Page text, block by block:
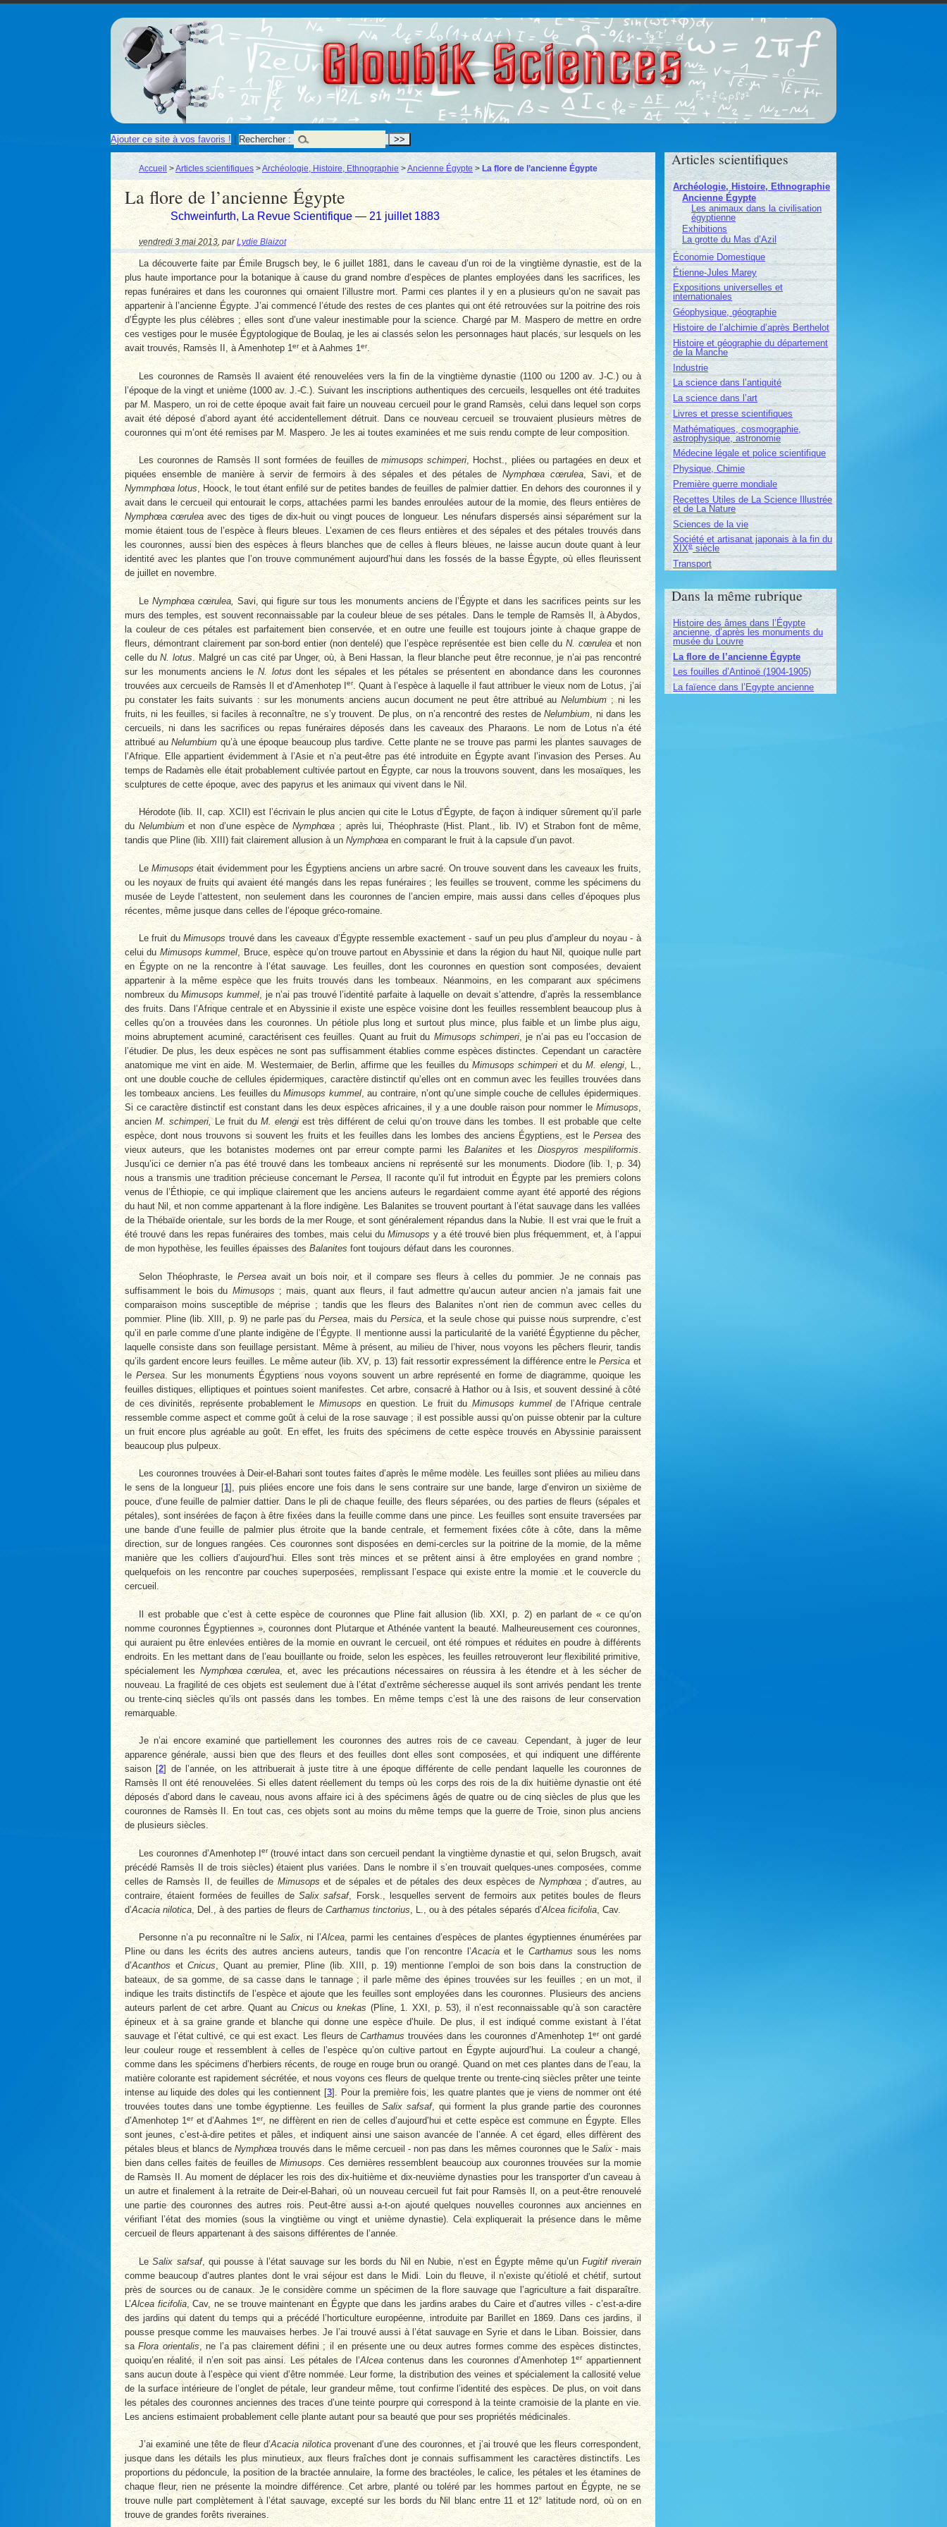
Gloubik Sciences
Ajouter ce site à vos favoris ! | Rechercher :
Accueil >Articles scientifiques >Archéologie, Histoire, Ethnographie >Ancienne Égypte > La flore de l’ancienne Égypte
La flore de l’ancienne Égypte
Schweinfurth, La Revue Scientifique — 21 juillet 1883
vendredi 3 mai 2013 parLydie Blaizot
La découverte faite par Émile Brugsch bey, le 6 juillet 1881, dans le caveau d’un roi de la vingtième dynastie, est de la
plus haute importance pour la botanique à cause du grand nombre d’espèces de plantes employées dans les sacrifices, les
repas funéraires et dans les couronnes qui ornaient l’illustre mort. Parmi ces plantes il y en a plusieurs qu’on ne savait pas
appartenir à l’ancienne Égypte. J’ai commencé l’étude des restes de ces plantes qui ont été retrouvées sur la poitrine des rois
d’Égypte les plus célèbres ; elles sont d’une valeur inestimable pour la science. Chargé par M. Maspero de mettre en ordre
ces vestiges pour le musée Égyptologique de Boulaq, je les ai classés selon les personnages haut placés, sur lesquels on les
avait trouvés, Ramsès II, à Amenhotep 1eret à Aahmes 1er.
Les couronnes de Ramsès Il avaient été renouvelées vers la fin de la vingtième dynastie (1100 ou 1200 av. J-C.) ou à
l’époque de la vingt et unième (1000 av. J.-C.). Suivant les inscriptions authentiques des cercueils, lesquelles ont été traduites
par M. Maspero, un roi de cette époque avait fait faire un nouveau cercueil pour le grand Ramsès, celui dans lequel son corps
avait été déposé d’abord ayant été accidentellement détruit. Dans ce nouveau cercueil se trouvaient plusieurs mètres de
couronnes qui m’ont été remises par M. Maspero. Je les ai toutes examinées et me suis rendu compte de leur composition.
Les couronnes de Ramsès II sont formées de feuilles de mimusops schimperi, Hochst., pliées ou partagées en deux et
piquées ensemble de manière à servir de fermoirs à des sépales et des pétales deNymphœa cœrulea, Savi, et de
Nymmphœa lotus, Hoock, le tout étant enfilé sur de petites bandes de feuilles de palmier dattier. En dehors des couronnes il y
avait dans le cercueil qui entourait le corps, attachées parmi les bandes enroulées autour de la momie, des fleurs entières de
Nymphœa cœrulea avec des tiges de dix-huit ou vingt pouces de longueur. Les nénufars dispersés ainsi séparément sur la
momie étaient tous de l’espèce à fleurs bleues. L’examen de ces fleurs entières et des sépales et des pétales trouvés dans
les couronnes, aussi bien des espèces à fleurs blanches que de celles à fleurs bleues, ne laisse aucun doute quant à leur
identité avec les plantes que l’on trouve communément aujourd’hui dans les fossés de la basse Égypte, où elles fleurissent
de juillet en novembre.
Le Nymphœa cœrulea, Savi, qui figure sur tous les monuments anciens de l’Égypte et dans les sacrifices peints sur les
murs des temples, est souvent reconnaissable par la couleur bleue de ses pétales. Dans le temple de Ramsès Il, à Abydos,
la couleur de ces pétales est parfaitement bien conservée, et en outre une feuille est toujours jointe à chaque grappe de
fleurs, démontrant clairement par son-bord entier (non dentelé) que l’espèce représentée est bien celle duN. cœruleaet non
celle duN. lotus. Malgré un cas cité par Unger, où, à Beni Hassan, la fleur blanche peut être reconnue, je n’ai pas rencontré
sur les monuments anciens leN. lotusdont les sépales et les pétales se présentent en abondance dans les couronnes
trouvées aux cercueils de Ramsès Il et d’Amenhotep Ier. Quant à l’espèce à laquelle il faut attribuer le vieux nom de Lotus, j’ai
pu constater les faits suivants : sur les monuments anciens aucun document ne peut être attribué auNelumbium; ni les
fruits, ni les feuilles, si faciles à reconnaître, ne s’y trouvent. De plus, on n’a rencontré des restes deNelumbium , ni dans les
cercueils, ni dans les sacrifices ou repas funéraires déposés dans les caveaux des Pharaons. Le nom de Lotus n’a été
attribué auNelumbium qu’à une époque beaucoup plus tardive. Cette plante ne se trouve pas parmi les plantes sauvages de
l’Afrique. Elle appartient évidemment à l’Asie et n’a peut-être pas été introduite en Égypte avant l’invasion des Perses. Au
temps de Radamès elle était probablement cultivée partout en Égypte, car nous la trouvons souvent, dans les mosaïques, les
sculptures de cette époque, avec des papyrus et les animaux qui vivent dans le Nil.
Hérodote (lib. II, cap. XCII) est l’écrivain le plus ancien qui cite le Lotus d’Égypte, de façon à indiquer sûrement qu’il parle
du Nelumbiumet non d’une espèce deNymphœa ; après lui, Théophraste (Hist. Plant., lib. IV) et Strabon font de même,
tandis que Pline (lib. XIII) fait clairement allusion à unNymphœaen comparant le fruit à la capsule d’un pavot.
LeMimusopsétait évidemment pour les Égyptiens anciens un arbre sacré. On trouve souvent dans les caveaux les fruits,
ou les noyaux de fruits qui avaient été mangés dans les repas funéraires ; les feuilles se trouvent, comme les spécimens du
musée de Leyde l’attestent, non seulement dans les couronnes de l’ancien empire, mais aussi dans celles d’époques plus
récentes, même jusque dans celles de l’époque gréco-romaine.
Le fruit duMimusops trouvé dans les caveaux d’Égypte ressemble exactement - sauf un peu plus d’ampleur du noyau - à
celui duMimusops kummel, Bruce, espèce qu’on trouve partout en Abyssinie et dans la région du haut Nil, quoique nulle part
en Égypte on ne la rencontre à l’état sauvage. Les feuilles, dont les couronnes en question sont composées, devaient
appartenir à la même espèce que les fruits trouvés dans les tombeaux. Néanmoins, en les comparant aux spécimens
nombreux duMimusops kummel, je n’ai pas trouvé l’identité parfaite à laquelle on devait s’attendre, d’après la ressemblance
des fruits. Dans l’Afrique centrale et en Abyssinie il existe une espèce voisine dont les feuilles ressemblent beaucoup plus à
celles qu’on a trouvées dans les couronnes. Un pétiole plus long et surtout plus mince, plus faible et un limbe plus aigu,
moins abruptement acuminé, caractérisent ces feuilles. Quant au fruit du Mimusops schimperi, je n’ai pas eu l’occasion de
l’étudier. De plus, les deux espèces ne sont pas suffisamment établies comme espèces distinctes. Cependant un caractère
anatomique me vint en aide. M. Westermaier, de Berlin, affirme que les feuilles duMimusops schimperiet duM. elengi, L.,
ont une double couche de cellules épidermiques, caractère distinctif qu’elles ont en commun avec les feuilles trouvées dans
les tombeaux anciens. Les feuilles duMimusops kummel, au contraire, n’ont qu’une simple couche de cellules épidermiques.
Si ce caractère distinctif est constant dans les deux espèces africaines, il y a une double raison pour nommer leMimusops,
ancienM. schimperi,Le fruit duM. elengiest très différent de celui qu’on trouve dans les tombes. Il est probable que celte
espèce, dont nous trouvons si souvent les fruits et les feuilles dans les lombes des anciens Égyptiens, est lePersea des
vieux auteurs, que les botanistes modernes ont par erreur compte parmi lesBalaniteset lesDiospyros mespiliformis.
Jusqu’ici ce dernier n’a pas été trouvé dans les tombeaux anciens ni représenté sur les monuments. Diodore (lib. I, p. 34)
nous a transmis une tradition précieuse concernant lePersea, Il raconte qu’il fut introduit en Égypte par les premiers colons
venus de l’Éthiopie, ce qui implique clairement que les anciens auteurs le regardaient comme ayant été apporté des régions
du haut Nil, et non comme appartenant à la flore indigène. Les Balanites se trouvent pourtant à l’état sauvage dans les vallées
de la Thébaïde orientale, sur les bords de la mer Rouge, et sont généralement répandus dans la Nubie. Il est vrai que le fruit a
été trouvé dans les repas funéraires des tombes, mais celui duMimusops y a été trouvé bien plus fréquemment, et, à l’appui
de mon hypothèse, les feuilles épaisses des Balanites font toujours défaut dans les couronnes.
Selon Théophraste, lePerseaavait un bois noir, et il compare ses fleurs à celles du pommier. Je ne connais pas
suffisamment le bois du Mimusops; mais, quant aux fleurs, il faut admettre qu’aucun auteur ancien n’a jamais fait une
comparaison moins susceptible de méprise ; tandis que les fleurs des Balanites n’ont rien de commun avec celles du
pommier. Pline (lib. XlII, p. 9) ne parle pas duPersea , mais duPersica , et la seule chose qui puisse nous surprendre, c’est
qu’il en parle comme d’une plante indigène de l’Égypte. Il mentionne aussi la particularité de la variété Égyptienne du pêcher,
laquelle consiste dans son feuillage persistant. Même à présent, au milieu de l’hiver, nous voyons les pêchers fleurir, tandis
qu’ils gardent encore leurs feuilles. Le même auteur (lib. XV, p. 13) fait ressortir expressément la différence entre lePersica et
lePersea. Sur les monuments Égyptiens nous voyons souvent un arbre représenté en forme de diagramme, quoique les
feuilles distiques, elliptiques et pointues soient manifestes. Cet arbre, consacré à Hathor ou à Isis, et souvent dessiné à côté
de ces divinités, représente probablement le Mimusopsen question. Le fruit du Mimusops kummelde l’Afrique centrale
ressemble comme aspect et comme goût à celui de la rose sauvage ; il est possible aussi qu’on puisse obtenir par la culture
un fruit encore plus agréable au goût. En effet, les fruits des spécimens de cette espèce trouvés en Abyssinie paraissent
beaucoup plus pulpeux.
Les couronnes trouvées à Deir-el-Bahari sont toutes faites d’après le même modèle. Les feuilles sont pliées au milieu dans
le sens de la longueur[1] , puis pliées encore une fois dans le sens contraire sur une bande, large d’environ un sixième de
pouce, d’une feuille de palmier dattier. Dans le pli de chaque feuille, des fleurs séparées, ou des parties de fleurs (sépales et
pétales), sont insérées de façon à être fixées dans la feuille comme dans une pince. Les feuilles sont ensuite traversées par
une bande d’une feuille de palmier plus étroite que la bande centrale, et fermement fixées côte à côte, dans la même
direction, sur de longues rangées. Ces couronnes sont disposées en demi-cercles sur la poitrine de la momie, de la même
manière que les colliers d’aujourd’hui. Elles sont très minces et se prêtent ainsi à être employées en grand nombre ;
quelquefois on les rencontre par couches superposées, remplissant l’espace qui existe entre la momie .et le couvercle du
cercueil.
Il est probable que c’est à cette espèce de couronnes que Pline fait allusion (lib. XXI, p. 2) en parlant de « ce qu’on
nomme couronnes Égyptiennes », couronnes dont Plutarque et Athénée vantent la beauté. Malheureusement ces couronnes,
qui auraient pu être enlevées entières de la momie en ouvrant le cercueil, ont été rompues et réduites en poudre à différents
endroits. En les mettant dans de l’eau bouillante ou froide, selon les espèces, les feuilles retrouveront leur flexibilité primitive,
spécialement les Nymphœa cœrulea, et, avec les précautions nécessaires on réussira à les étendre et à les sécher de
nouveau. La fragilité de ces objets est seulement due à l’état d’extrême sécheresse auquel ils sont arrivés pendant les trente
ou trente-cinq siècles qu’ils ont passés dans les tombes. En même temps c’est là une des raisons de leur conservation
remarquable.
Je n’ai encore examiné que partiellement les couronnes des autres rois de ce caveau. Cependant, à juger de leur
apparence générale, aussi bien que des fleurs et des feuilles dont elles sont composées, et qui indiquent une différente
saison [2] de l’année, on les attribuerait à juste titre à une époque différente de celle pendant laquelle les couronnes de
Ramsès Il ont été renouvelées. Si elles datent réellement du temps où les corps des rois de la dix huitième dynastie ont été
déposés d’abord dans le caveau, nous avons affaire ici à des spécimens âgés de quatre ou de cinq siècles de plus que les
couronnes de Ramsès II. En tout cas, ces objets sont au moins du même temps que la guerre de Troie, sinon plus anciens
de plusieurs siècles.
Les couronnes d’Amenhotep I er(trouvé intact dans son cercueil pendant la vingtième dynastie et qui, selon Brugsch, avait
précédé Ramsès II de trois siècles) étaient plus variées. Dans le nombre il s’en trouvait quelques-unes composées, comme
celles de Ramsès II, de feuilles deMimusops et de sépales et de pétales des deux espèces de Nymphœa; d’autres, au
contraire, étaient formées de feuilles deSalix safsaf, Forsk., lesquelles servent de fermoirs aux petites boules de fleurs
d’Acacia nilotica , Del., à des parties de fleurs de Carthamus tinctorius , L., ou à des pétales séparés d’Alcea ficifolia, Cav.
Personne n’a pu reconnaître ni leSalix, ni l’Alcea, parmi les centaines d’espèces de plantes égyptiennes énumérées par
Pline ou dans les écrits des autres anciens auteurs, tandis que l’on rencontre l’Acaciaet le Carthamussous les noms
d’Acanthos etCnicus, Quant au premier, Pline (lib. XIII, p. 19) mentionne l’emploi de son bois dans la construction de
bateaux, de sa gomme, de sa casse dans le tannage ; il parle même des épines trouvées sur les feuilles ; en un mot, il
indique les traits distinctifs de l’espèce et ajoute que les feuilles sont employées dans les couronnes. Plusieurs des anciens
auteurs parlent de cet arbre. Quant au Cnicusouknekas (Pline, 1. XXI, p. 53), il n’est reconnaissable qu’à son caractère
épineux et à sa graine grande et blanche qui donne une espèce d’huile. De plus, il est indiqué comme existant à l’état
sauvage et l’état cultivé, ce qui est exact. Les fleurs deCarthamus trouvées dans les couronnes d’Amenhotep 1eront gardé
leur couleur rouge et ressemblent à celles de l’espèce qu’on cultive partout en Égypte aujourd’hui. La couleur a changé,
comme dans les spécimens d’herbiers récents, de rouge en rouge brun ou orangé. Quand on met ces plantes dans de l’eau, la
matière colorante est rapidement sécrétée, et nous voyons ces fleurs de quelque trente ou trente-cinq siècles prêter une teinte
intense au liquide des doles qui les contiennent [3] . Pour la première fois, les quatre plantes que je viens de nommer ont été
trouvées toutes dans une tombe égyptienne. Les feuilles deSalix safsaf, qui forment la plus grande partie des couronnes
d’Amenhotep 1eret d’Aahmes 1er, ne diffèrent en rien de celles d’aujourd’hui et cette espèce est commune en Égypte. Elles
sont jeunes, c’est-à-dire petites et pâles, et indiquent ainsi une saison avancée de l’année. A cet égard, elles diffèrent des
pétales bleus et blancs deNymphœatrouvés dans le même cercueil - non pas dans les mêmes couronnes que leSalix- mais
bien dans celles faites de feuilles deMimusops. Ces dernières ressemblent beaucoup aux couronnes trouvées sur la momie
de Ramsès II. Au moment de déplacer les rois des dix-huitième et dix-neuvième dynasties pour les transporter d’un caveau à
un autre et finalement à la retraite de Deir-el-Bahari, où un nouveau cercueil fut fait pour Ramsès Il, on a peut-être renouvelé
une partie des couronnes des autres rois. Peut-être aussi a-t-on ajouté quelques nouvelles couronnes aux anciennes en
vérifiant l’état des momies (sous la vingtième ou vingt et unième dynastie). Cela expliquerait la présence dans le même
cercueil de fleurs appartenant à des saisons différentes de l’année.
LeSalix safsaf, qui pousse à l’état sauvage sur les bords du Nil en Nubie, n’est en Égypte même qu’unFugitif riverain
comme beaucoup d’autres plantes dont le vrai séjour est dans le Midi. Loin du fleuve, il n’existe qu’étiolé et chétif, surtout
près de sources ou de canaux. Je le considère comme un spécimen de la flore sauvage que l’agriculture a fait disparaître.
L’Alcea ficifolia, Cav, ne se trouve maintenant en Égypte que dans les jardins arabes du Caire et d’autres villes - c’est-a-dire
des jardins qui datent du temps qui a précédé l’horticulture européenne, introduite par Barillet en 1869. Dans ces jardins, il
pousse presque comme les mauvaises herbes. Je l’ai trouvé aussi à l’état sauvage en Syrie et dans le Liban. Boissier, dans
saFlora orientalis, ne l’a pas clairement défini ; il en présente une ou deux autres formes comme des espèces distinctes,
quoiqu’en réalité, il n’en soit pas ainsi. Les pétales de l’Alceacontenus dans les couronnes d’Amenhotep 1erappartiennent
sans aucun doute à l’espèce qui vient d’être nommée. Leur forme, la distribution des veines et spécialement la callosité velue
de la surface intérieure de l’onglet de pétale, leur grandeur même, tout confirme l’identité des espèces. De plus, on voit dans
les pétales des couronnes anciennes des traces d’une teinte pourpre qui correspond à la teinte cramoisie de la plante en vie.
Les anciens estimaient probablement celle plante autant pour sa beauté que pour ses propriétés médicinales.
J’ai examiné une tête de fleur d’Acacia niloticaprovenant d’une des couronnes, et j’ai trouvé que les fleurs correspondent,
jusque dans les détails les plus minutieux, aux fleurs fraîches dont je connais suffisamment les caractères distinctifs. Les
proportions du pédoncule, la position de la bractée annulaire, la forme des bractéoles, le calice, les pétales et les étamines de
chaque fleur, rien ne présente la moindre différence. Cet arbre, planté ou toléré par les hommes partout en Égypte, ne se
trouve nulle part complètement à l’état sauvage, excepté sur les bords du Nil blanc entre 11 et 12° latitude nord, où on en
trouve de grandes forêts riveraines.
Articles scientifiques
Archéologie, Histoire, Ethnographie
Ancienne Égypte
Les animaux dans la civilisation
égyptienne
Exhibitions
La grotte du Mas d’Azil
Économie Domestique
Étienne-Jules Marey
Expositions universelles et
internationales
Géophysique, géographie
Histoire de l’alchimie d’après Berthelot
Histoire et géographie du département
de la Manche
Industrie
La science dans l’antiquité
La science dans l’art
Livres et presse scientifiques
Mathématiques, cosmographie,
astrophysique, astronomie
Médecine légale et police scientifique
Physique, Chimie
Première guerre mondiale
Recettes Utiles de La Science Illustrée
et de La Nature
Sciences de la vie
Société et artisanat japonais à la fin du
XIXe siècle
Transport
Dans la même rubrique
Histoire des âmes dans l’Égypte
ancienne, d’après les monuments du
musée du Louvre
La flore de l’ancienne Égypte
Les fouilles d’Antinoë (1904-1905)
La faïence dans l’Egypte ancienne